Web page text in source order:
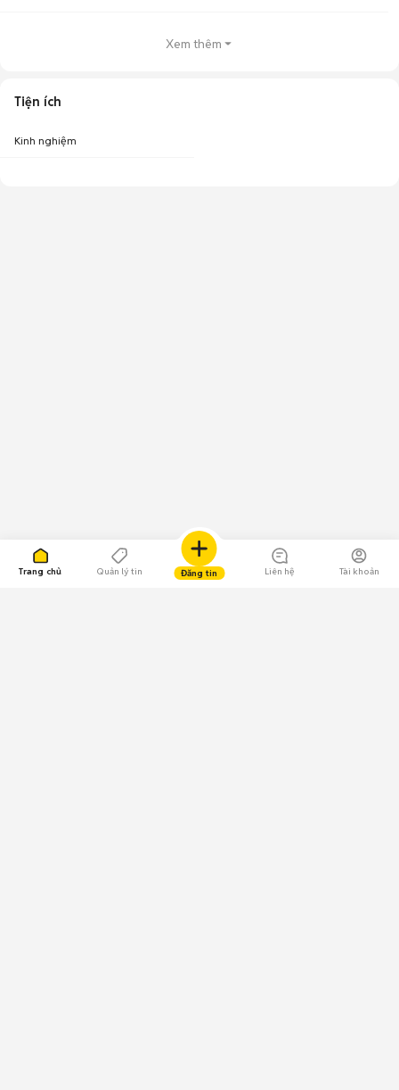
Trang chủ Quản lý tin Đăng tin Liên hệ Tài khoản
Xem thêm
Tiện ích
Kinh nghiệm